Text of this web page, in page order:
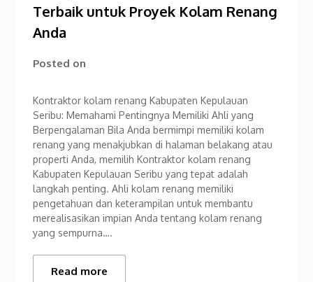
Terbaik untuk Proyek Kolam Renang
Anda
Posted on
Kontraktor kolam renang Kabupaten Kepulauan
Seribu: Memahami Pentingnya Memiliki Ahli yang
Berpengalaman Bila Anda bermimpi memiliki kolam
renang yang menakjubkan di halaman belakang atau
properti Anda, memilih Kontraktor kolam renang
Kabupaten Kepulauan Seribu yang tepat adalah
langkah penting. Ahli kolam renang memiliki
pengetahuan dan keterampilan untuk membantu
merealisasikan impian Anda tentang kolam renang
yang sempurna….
Read more